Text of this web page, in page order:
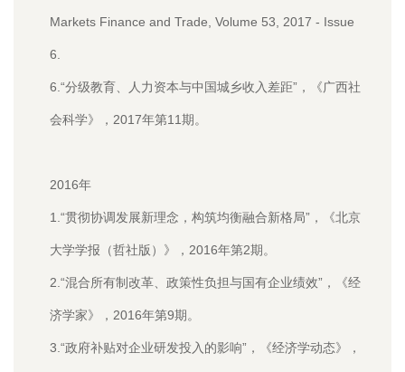
Markets Finance and Trade, Volume 53, 2017 - Issue
6.
6.“分级教育、人力资本与中国城乡收入差距”，《广西社
会科学》，2017年第11期。
2016年
1.“贯彻协调发展新理念，构筑均衡融合新格局”，《北京
大学学报（哲社版）》，2016年第2期。
2.“混合所有制改革、政策性负担与国有企业绩效”，《经
济学家》，2016年第9期。
3.“政府补贴对企业研发投入的影响”，《经济学动态》，